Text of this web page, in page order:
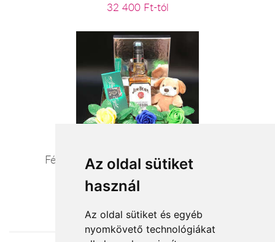
Az oldal sütiket
használ
Az oldal sütiket és egyéb
nyomkövető technológiákat
32 400 Ft-tól
Férfias romantika -férfi ajándék csomag
21 600 Ft-tól